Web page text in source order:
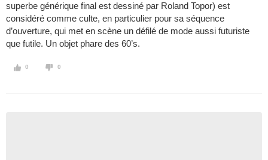
superbe générique final est dessiné par Roland Topor) est
considéré comme culte, en particulier pour sa séquence
d’ouverture, qui met en scène un défilé de mode aussi futuriste
que futile. Un objet phare des 60’s.
0 0